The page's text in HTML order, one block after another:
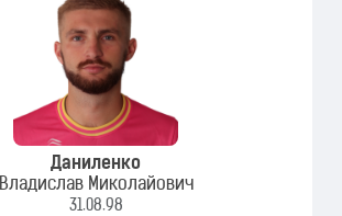
Даниленко
Владислав Миколайович
31.08.98